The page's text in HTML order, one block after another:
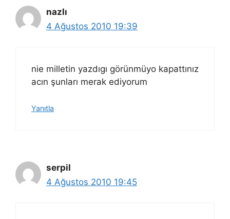
nazlı
4 Ağustos 2010 19:39
nie milletin yazdıgı görünmüyo kapattınız
acın şunları merak ediyorum
Yanıtla
serpil
4 Ağustos 2010 19:45